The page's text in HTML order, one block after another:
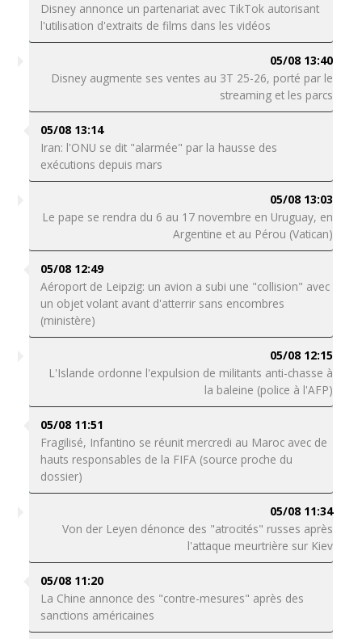
Disney annonce un partenariat avec TikTok autorisant
l'utilisation d'extraits de films dans les vidéos
05/08 13:40
Disney augmente ses ventes au 3T 25-26, porté par le
streaming et les parcs
05/08 13:14
Iran: l'ONU se dit "alarmée" par la hausse des
exécutions depuis mars
05/08 13:03
Le pape se rendra du 6 au 17 novembre en Uruguay, en
Argentine et au Pérou (Vatican)
05/08 12:49
Aéroport de Leipzig: un avion a subi une "collision" avec
un objet volant avant d'atterrir sans encombres
(ministère)
05/08 12:15
L'Islande ordonne l'expulsion de militants anti-chasse à
la baleine (police à l'AFP)
05/08 11:51
Fragilisé, Infantino se réunit mercredi au Maroc avec de
hauts responsables de la FIFA (source proche du
dossier)
05/08 11:34
Von der Leyen dénonce des "atrocités" russes après
l'attaque meurtrière sur Kiev
05/08 11:20
La Chine annonce des "contre-mesures" après des
sanctions américaines